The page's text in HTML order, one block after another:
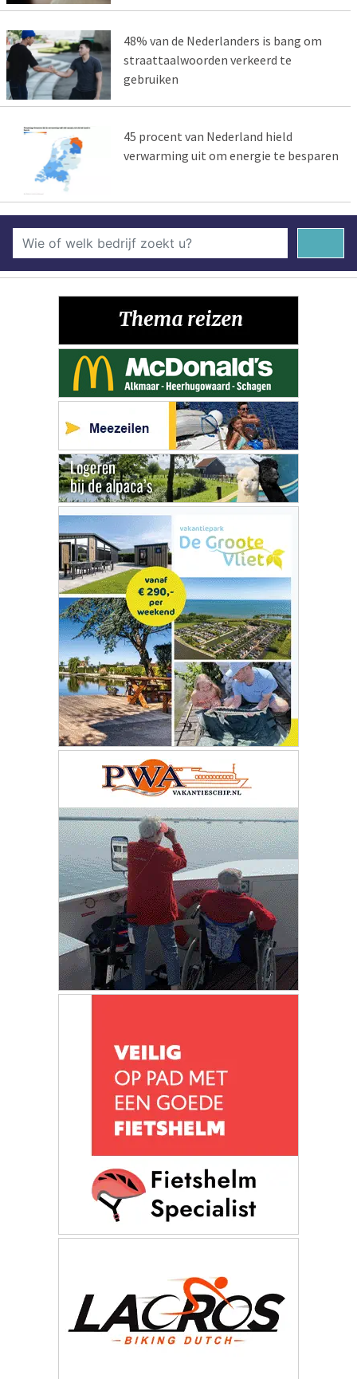
48% van de Nederlanders is bang om
straattaalwoorden verkeerd te
gebruiken
45 procent van Nederland hield
verwarming uit om energie te besparen